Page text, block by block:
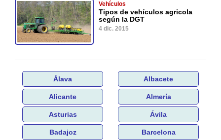
Vehículos
Tipos de vehículos agricola
según la DGT
4 dic. 2015
Álava Albacete
Alicante Almería
Asturias Ávila
Badajoz Barcelona